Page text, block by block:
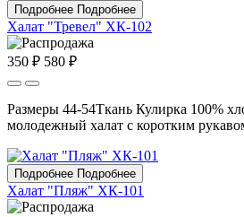
Подробнее Подробнее
Халат "Тревел" ХК-102
350 ₽ 580 ₽
Размеры 44-54Ткань Кулирка 100%
молодежный халат с коротким
Подробнее Подробнее
Халат "Пляж" ХК-101